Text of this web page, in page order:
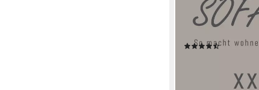
Big-Sofa Moldau,
Liegefläche
Federkern, 12
(893)
lieferbar in 4 Wochen